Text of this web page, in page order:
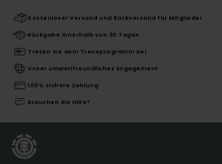
Kostenloser Versand und Rückversand für Mitglieder
Rückgabe innerhalb von 30 Tagen
Treten Sie dem Treueprogramm bei
Unser umweltfreundliches Engagement
100% sichere Zahlung
Brauchen Sie Hilfe?